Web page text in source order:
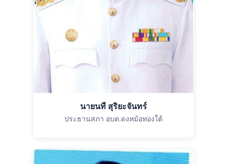
นายนที สุริยะจันทร์
ประธานสภา อบต.ดงหม้อทองใต้